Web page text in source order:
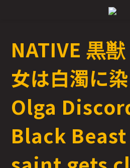
NATIVE 黒
女は白濁に
Olga
Black